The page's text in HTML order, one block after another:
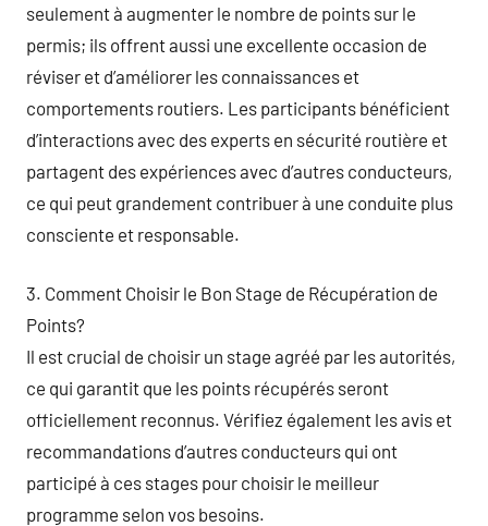
seulement à augmenter le nombre de points sur le
permis; ils offrent aussi une excellente occasion de
réviser et d’améliorer les connaissances et
comportements routiers. Les participants bénéficient
d’interactions avec des experts en sécurité routière et
partagent des expériences avec d’autres conducteurs,
ce qui peut grandement contribuer à une conduite plus
consciente et responsable.
3. Comment Choisir le Bon Stage de Récupération de
Points?
Il est crucial de choisir un stage agréé par les autorités,
ce qui garantit que les points récupérés seront
officiellement reconnus. Vérifiez également les avis et
recommandations d’autres conducteurs qui ont
participé à ces stages pour choisir le meilleur
programme selon vos besoins.